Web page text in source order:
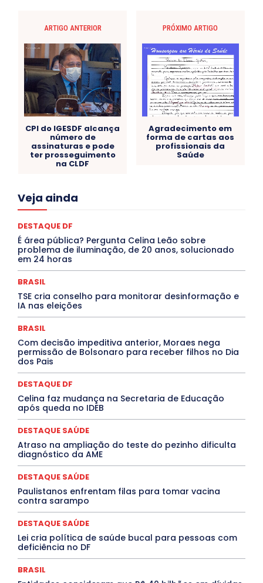
ARTIGO ANTERIOR
CPI do IGESDF alcança
número de
assinaturas e pode
ter prosseguimento
na CLDF
PRÓXIMO ARTIGO
Agradecimento em
forma de cartas aos
profissionais da
Saúde
Veja ainda
Acre
Congressuanas & Esplanadumas
Covid-19
Crônica Política Crônicas
Cultura e Tal
DANÇA Dengue
Denuncia
DESTAQUE BRASIL
DESTAQUE DF
DESTAQUE SAÚDE
DESTAQUES OUTROS
Especial
Espírito Santo ESPORTE
ESTÁGIO
EVENTOS
Febre Oropouche
FILMES
Goiás
Jogos Online
JUDICIÁRIO LITERATURA
Maranhão
Marburg
Mato Grosso
Mato Grosso do Sul
MEIO AMBIENTE
MÚSICA
O Plantonista Opinião Oropouche
Pará
Paraíba
PROCESSO SELETIVO
PUBLIEDITORIAL
QUALIFICAÇÃO PROFISSIONAL
RESIDÊNCIA
Rio de Janeiro
Santa Catarina
Saúde Agora
TÁ FROID?
TEATRO TECNOLOGIA
TIC TAC
Tocantins
DESTAQUE DF
É área pública? Pergunta Celina Leão sobre
problema de iluminação, de 20 anos, solucionado
em 24 horas
BRASIL
TSE cria conselho para monitorar desinformação e
IA nas eleições
BRASIL
Com decisão impeditiva anterior, Moraes nega
permissão de Bolsonaro para receber filhos no Dia
dos Pais
DESTAQUE DF
Celina faz mudança na Secretaria de Educação
após queda no IDEB
DESTAQUE SAÚDE
Atraso na ampliação do teste do pezinho dificulta
diagnóstico da AME
DESTAQUE SAÚDE
Paulistanos enfrentam filas para tomar vacina
contra sarampo
DESTAQUE SAÚDE
Lei cria política de saúde bucal para pessoas com
deficiência no DF
BRASIL